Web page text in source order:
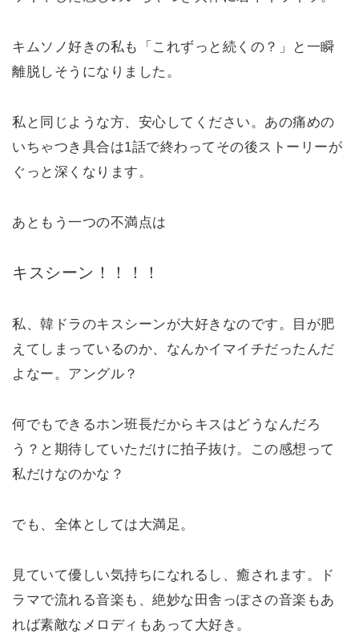
キムソノ好きの私も「これずっと続くの？」と一瞬
離脱しそうになりました。
私と同じような方、安心してください。あの痛めの
いちゃつき具合は1話で終わってその後ストーリーが
ぐっと深くなります。
あともう一つの不満点は
キスシーン！！！！
私、韓ドラのキスシーンが大好きなのです。目が肥
えてしまっているのか、なんかイマイチだったんだ
よなー。アングル？
何でもできるホン班長だからキスはどうなんだろ
う？と期待していただけに拍子抜け。この感想って
私だけなのかな？
でも、全体としては大満足。
見ていて優しい気持ちになれるし、癒されます。ド
ラマで流れる音楽も、絶妙な田舎っぽさの音楽もあ
れば素敵なメロディもあって大好き。